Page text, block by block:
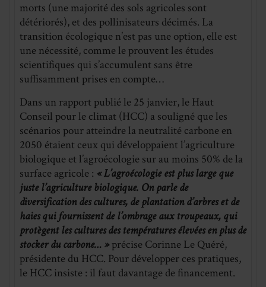
morts (une majorité des sols agricoles sont
détériorés), et des pollinisateurs décimés. La
transition écologique n’est pas une option, elle est
une nécessité, comme le prouvent les études
scientifiques qui s’accumulent sans être
suffisamment prises en compte…
Dans un rapport publié le 25 janvier, le Haut
Conseil pour le climat (HCC) a souligné que les
scénarios pour atteindre la neutralité carbone en
2050 étaient ceux qui développaient l’agriculture
biologique et l’agroécologie sur au moins 50% de la
surface agricole : « L’agroécologie est plus large que
juste l’agriculture biologique. On parle de
diversification des cultures, de plantation d’arbres et de
haies qui fournissent de l’ombrage aux troupeaux, qui
protègent les cultures des températures élevées en plus de
stocker du carbone… » précise Corinne Le Quéré,
présidente du HCC. Pour développer ces pratiques,
le HCC insiste : il faut davantage de financement.